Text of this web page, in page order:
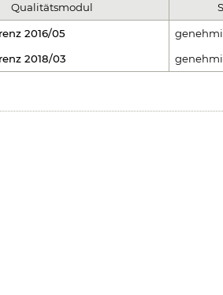
Qualitätsmodul
2016/05
2018/03